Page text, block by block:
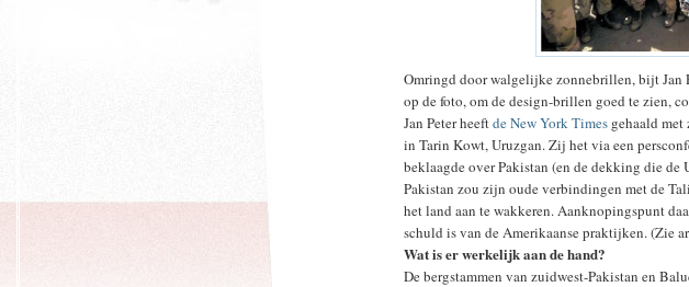
Omringd door walgelijke zonnebrillen, bijt
op de foto, om de design-brillen goed te zien,
Jan Peter heeftde New York Times gehaald
in Tarin Kowt, Uruzgan. Zij het via een
beklaagde over Pakistan (en de dekking die de
Pakistan zou zijn oude verbindingen met de
het land aan te wakkeren. Aanknopingspunt
schuld is van de Amerikaanse praktijken. (Zie
Wat is er werkelijk aan de hand?
De bergstammen van zuidwest-Pakistan en